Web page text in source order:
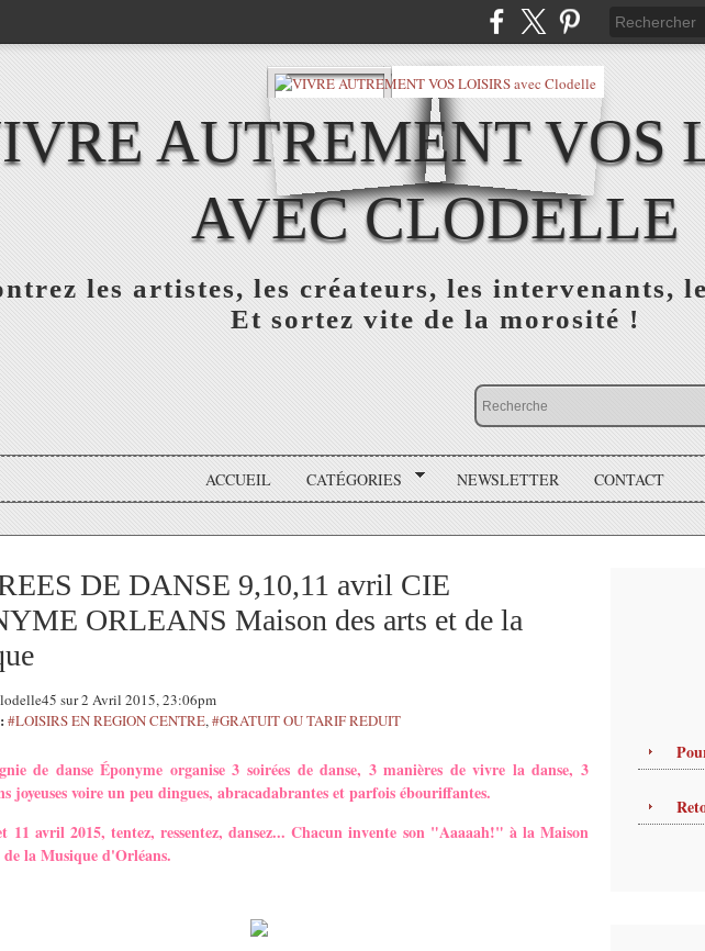
AUTREMENT VOS
AVEC CLODELLE
les artistes, les créateurs, les intervenants,
Et sortez vite de la morosité !
ACCUEIL CATÉGORIES NEWSLETTER CONTACT
DE DANSE 9,10,11 avril CIE
ORLEANS Maison des arts et de la
sur 2 Avril 2015, 23:06pm
#LOISIRS EN REGION CENTRE,#GRATUIT OU TARIF REDUIT
de danse Éponyme organise 3 soirées de danse, 3 manières de vivre la danse, 3
joyeuses voire un peu dingues, abracadabrantes et parfois ébouriffantes.
11 avril 2015, tentez, ressentez, dansez... Chacun invente son "Aaaaah!" à la Maison
la Musique d'Orléans.